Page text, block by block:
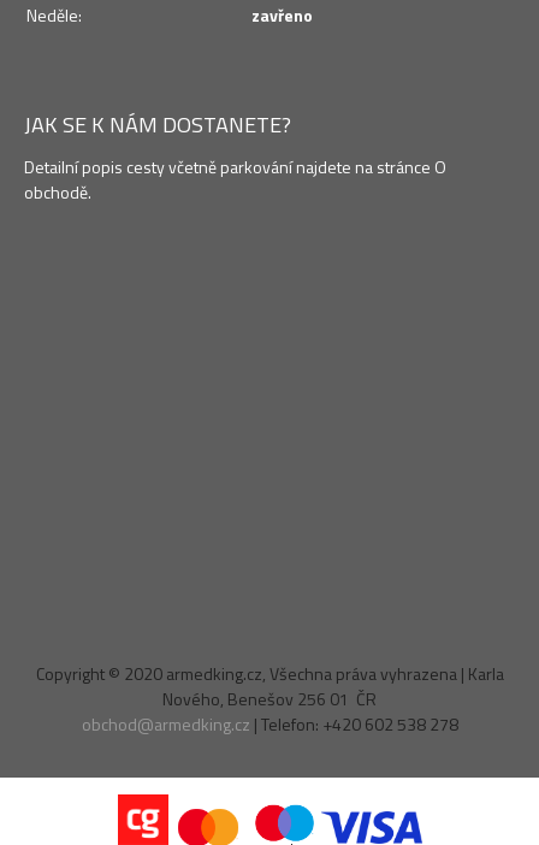
Neděle:
zavřeno
JAK SE K NÁM DOSTANETE?
Detailní popis cesty včetně parkování najdete na stránce O
obchodě.
Copyright © 2020 armedking.cz, Všechna práva vyhrazena | Karla
Nového, Benešov 256 01 ČR
obchod@armedking.cz | Telefon: +420 602 538 278